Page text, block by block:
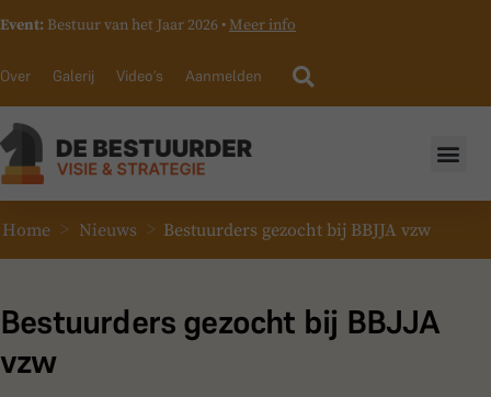
Event: Bestuur van het Jaar 2026 • Meer info
Over Galerij Video’s Aanmelden
Home > Nieuws > Bestuurders gezocht bij BBJJA vzw
Bestuurders gezocht bij BBJJA
vzw